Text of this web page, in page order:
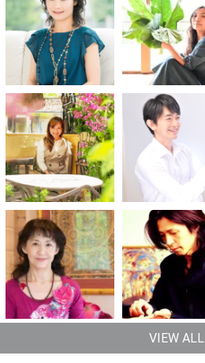
VIEW ALL